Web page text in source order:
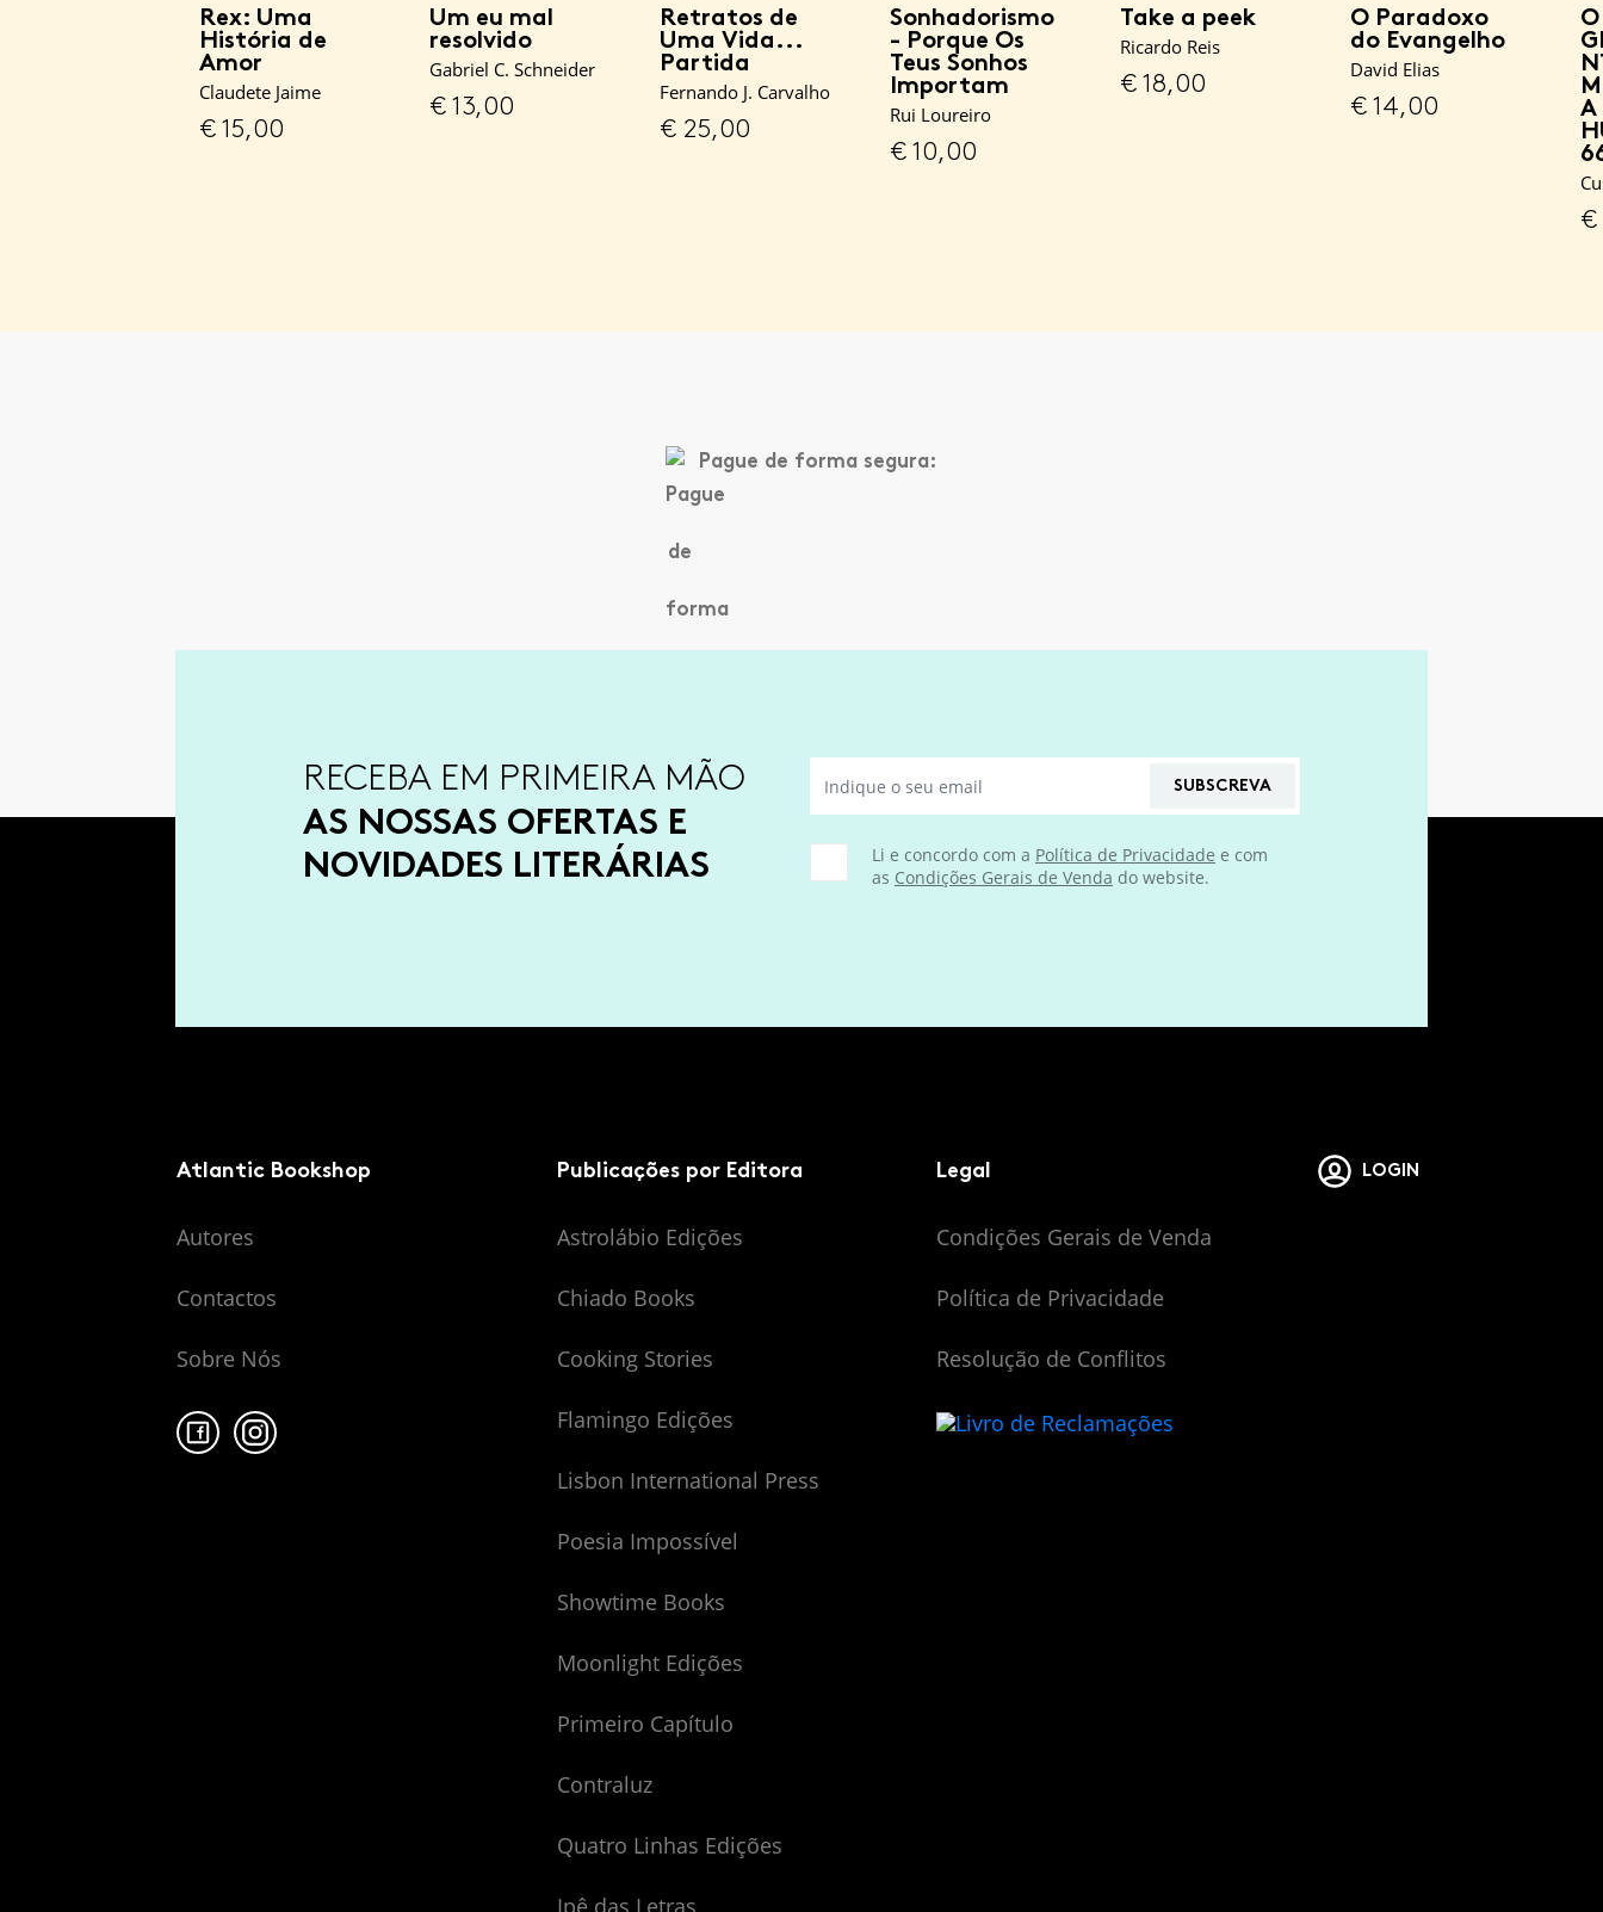
Rex: Uma
História de
Amor
Claudete Jaime
€15,00
Um eu mal
resolvido
Gabriel C. Schneider
€13,00
Retratos de
Uma Vida...
Partida
Fernando J. Carvalho
€25,00
Sonhadorismo
- Porque Os
Teus Sonhos
Importam
Rui Loureiro
€10,00
Take a peek
Ricardo Reis
€18,00
O Paradoxo
do Evangelho
David Elias
€14,00 A
€
Pague de forma segura:
RECEBA EM PRIMEIRA MÃO
AS NOSSAS OFERTAS E
NOVIDADES LITERÁRIAS
SUBSCREVA
Li e concordo com a Política de Privacidade e com
as Condições Gerais de Venda do website.
LOGIN
Atlantic Bookshop
Autores
Contactos
Sobre Nós
Publicações por Editora
Astrolábio Edições
Chiado Books
Cooking Stories
Flamingo Edições
Lisbon International Press
Poesia Impossível
Showtime Books
Moonlight Edições
Primeiro Capítulo
Contraluz
Quatro Linhas Edições
Ipê das Letras
Legal
Condições Gerais de Venda
Política de Privacidade
Resolução de Conflitos